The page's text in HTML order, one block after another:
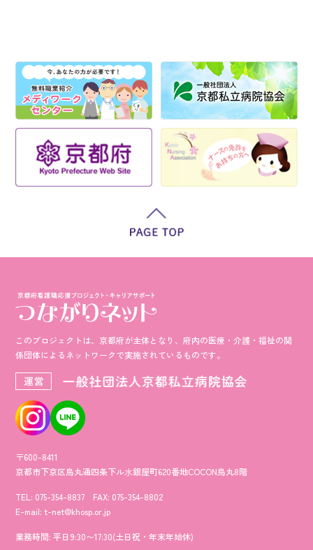
このプロジェクトは、京都府が主体となり、府内の医療・介護・福祉の関
係団体によるネットワークで実施されているものです。
〒600-8411
京都市下京区烏丸通四条下ル⽔銀屋町620番地COCON烏丸8階
TEL: 075-354-8837 FAX: 075-354-8802
E-mail: t-net@khosp.or.jp
業務時間: 平日9:30〜17:30(土日祝・年末年始休)